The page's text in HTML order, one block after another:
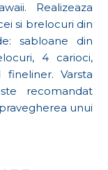
Realizeaza
si brelocuri din
sabloane din
4 carioci,
Varsta
recomandat
unui